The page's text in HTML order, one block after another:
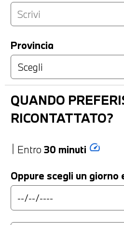
Provincia
QUANDO
RICONTATTATO?
Entro 30 minuti speed
Oppure scegli un giorno